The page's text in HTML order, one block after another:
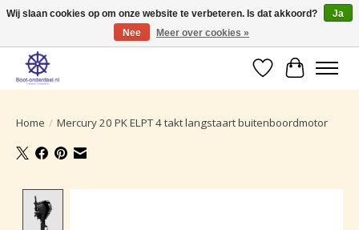
Ruime selectie producten voor uw boot onderhoud.
Verlanglijst
Home / Mercury 20 PK ELPT 4 takt langstaart buitenboordmotor
Wij slaan cookies op om onze website te verbeteren. Is dat akkoord?
Ja
Nee
Meer over cookies »